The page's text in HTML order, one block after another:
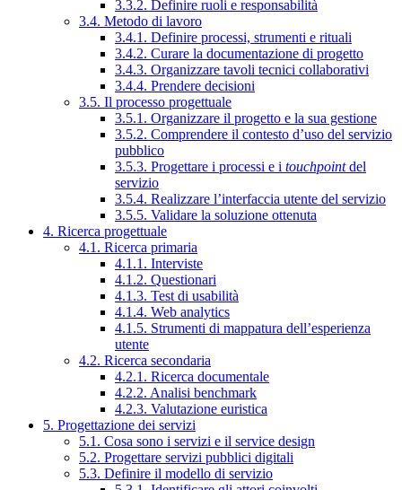
3.3.2. Definire ruoli e responsabilità
3.4. Metodo di lavoro
3.4.1. Definire processi, strumenti e rituali
3.4.2. Curare la documentazione di progetto
3.4.3. Organizzare tavoli tecnici collaborativi
3.4.4. Prendere decisioni
3.5. Il processo progettuale
3.5.1. Organizzare il progetto e la sua gestione
3.5.2. Comprendere il contesto d’uso del servizio
pubblico
3.5.3. Progettare i processi e i touchpointdel
servizio
3.5.4. Realizzare l’interfaccia utente del servizio
3.5.5. Validare la soluzione ottenuta
4. Ricerca progettuale
4.1. Ricerca primaria
4.1.1. Interviste
4.1.2. Questionari
4.1.3. Test di usabilità
4.1.4. Web analytics
4.1.5. Strumenti di mappatura dell’esperienza
utente
4.2. Ricerca secondaria
4.2.1. Ricerca documentale
4.2.2. Analisi benchmark
4.2.3. Valutazione euristica
5. Progettazione dei servizi
5.1. Cosa sono i servizi e il service design
5.2. Progettare servizi pubblici digitali
5.3. Definire il modello di servizio